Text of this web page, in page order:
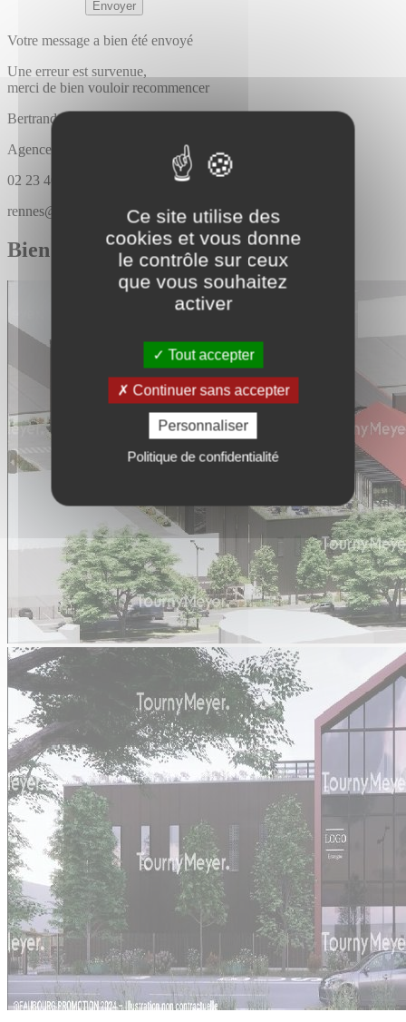
Ce site utilise des
cookies et vous donne
le contrôle sur ceux
que vous souhaitez
activer
Tout accepter
Continuer sans accepter
Personnaliser
Politique de confidentialité
Votre message a bien été envoyé
Une erreur est survenue,
merci de bien vouloir recommencer
BertrandAUBERT
Agence Tourny meyer rennes
02 23 40 88 88
rennes@tournymeyer.fr
Bien similaires